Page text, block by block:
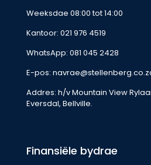
Weeksdae 08:00 tot 14:00
Kantoor: 021 976 4519
WhatsApp: 081 045 2428
E-pos:
Addres: h/v Mountain View
Eversdal, Bellville.
Finansiële bydrae